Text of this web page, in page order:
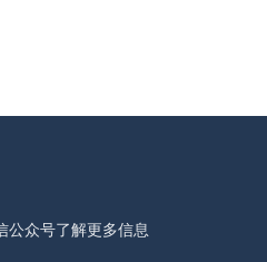
公众号了解更多信息